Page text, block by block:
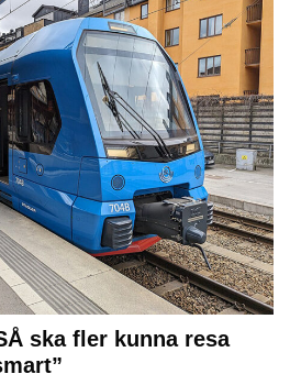
ska fler kunna resa